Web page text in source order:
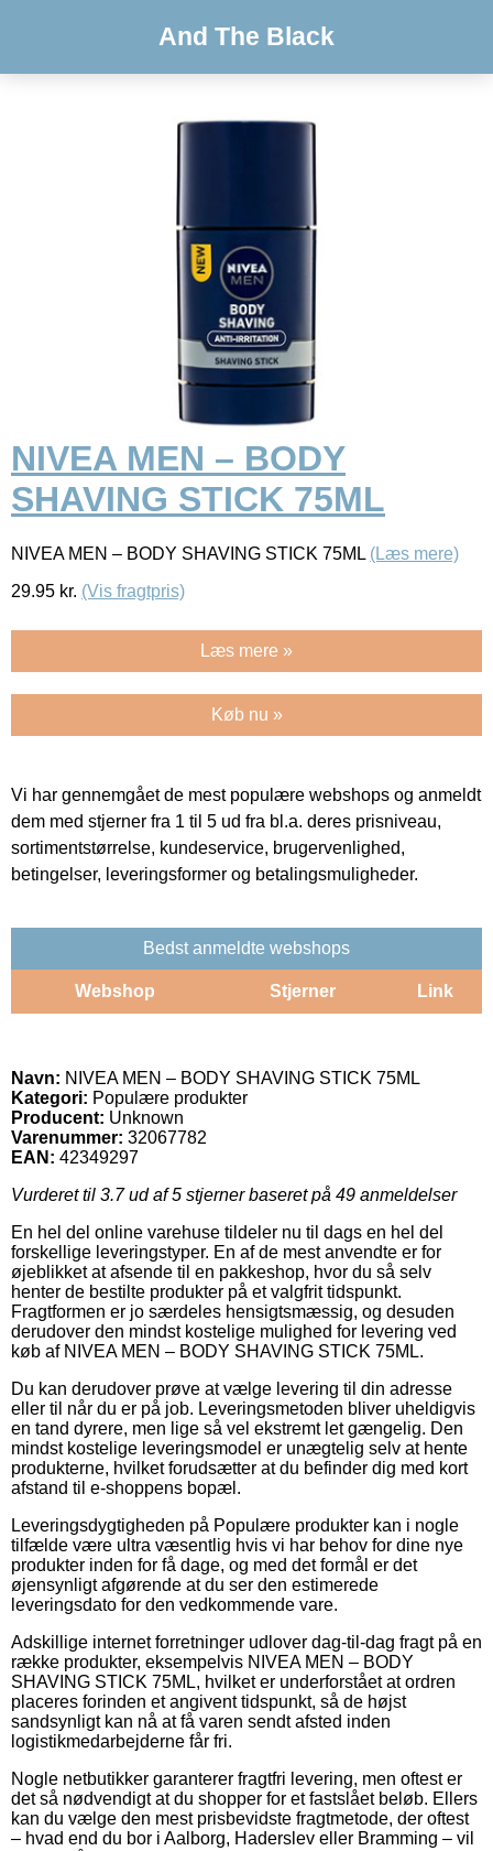
And The Black
NIVEA MEN – BODY
SHAVING STICK 75ML
NIVEA MEN – BODY SHAVING STICK 75ML (Læs mere)
29.95 kr. (Vis fragtpris)
Læs mere »
Køb nu »
Vi har gennemgået de mest populære webshops og anmeldt
dem med stjerner fra 1 til 5 ud fra bl.a. deres prisniveau,
sortimentstørrelse, kundeservice, brugervenlighed,
betingelser, leveringsformer og betalingsmuligheder.
Bedst anmeldte webshops
Webshop Stjerner Link
Navn: NIVEA MEN – BODY SHAVING STICK 75ML
Kategori: Populære produkter
Producent: Unknown
Varenummer: 32067782
EAN: 42349297
Vurderet til 3.7ud af 5 stjerner baseret på 49 anmeldelser
En hel del online varehuse tildeler nu til dags en hel del
forskellige leveringstyper. En af de mest anvendte er for
øjeblikket at afsende til en pakkeshop, hvor du så selv
henter de bestilte produkter på et valgfrit tidspunkt.
Fragtformen er jo særdeles hensigtsmæssig, og desuden
derudover den mindst kostelige mulighed for levering ved
køb af NIVEA MEN – BODY SHAVING STICK 75ML.
Du kan derudover prøve at vælge levering til din adresse
eller til når du er på job. Leveringsmetoden bliver uheldigvis
en tand dyrere, men lige så vel ekstremt let gængelig. Den
mindst kostelige leveringsmodel er unægtelig selv at hente
produkterne, hvilket forudsætter at du befinder dig med kort
afstand til e-shoppens bopæl.
Leveringsdygtigheden på Populære produkter kan i nogle
tilfælde være ultra væsentlig hvis vi har behov for dine nye
produkter inden for få dage, og med det formål er det
øjensynligt afgørende at du ser den estimerede
leveringsdato for den vedkommende vare.
Adskillige internet forretninger udlover dag-til-dag fragt på en
række produkter, eksempelvis NIVEA MEN – BODY
SHAVING STICK 75ML, hvilket er underforstået at ordren
placeres forinden et angivent tidspunkt, så de højst
sandsynligt kan nå at få varen sendt afsted inden
logistikmedarbejderne får fri.
Nogle netbutikker garanterer fragtfri levering, men oftest er
det så nødvendigt at du shopper for et fastslået beløb. Ellers
kan du vælge den mest prisbevidste fragtmetode, der oftest
– hvad end du bor i Aalborg, Haderslev eller Bramming – vil